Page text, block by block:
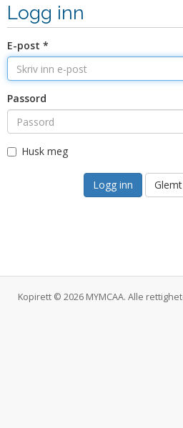
Logg inn
E-post *
Passord
Husk meg
Kopirett © 2026 MYMCAA. Alle